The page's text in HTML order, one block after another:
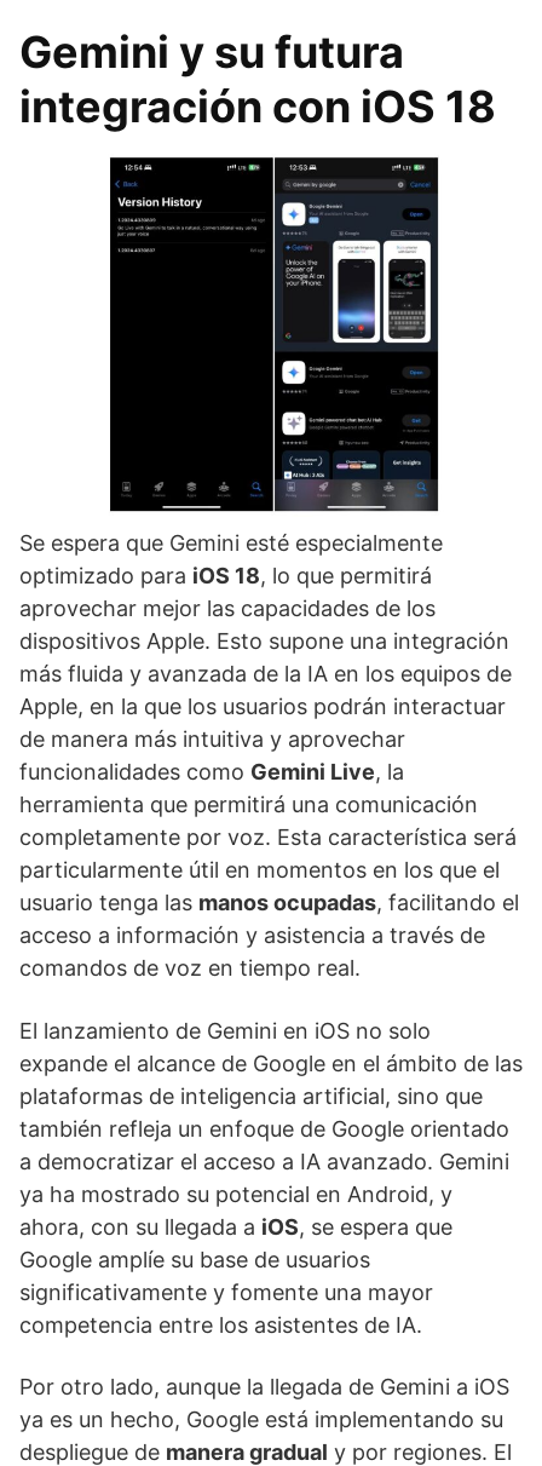
Gemini y su futura
integración con iOS 18
Se espera que Gemini esté especialmente
optimizado para iOS 18, lo que permitirá
aprovechar mejor las capacidades de los
dispositivos Apple. Esto supone una integración
más fluida y avanzada de la IA en los equipos de
Apple, en la que los usuarios podrán interactuar
de manera más intuitiva y aprovechar
funcionalidades como Gemini Live, la
herramienta que permitirá una comunicación
completamente por voz. Esta característica será
particularmente útil en momentos en los que el
usuario tenga las manos ocupadas, facilitando el
acceso a información y asistencia a través de
comandos de voz en tiempo real.
El lanzamiento de Gemini en iOS no solo
expande el alcance de Google en el ámbito de las
plataformas de inteligencia artificial, sino que
también refleja un enfoque de Google orientado
a democratizar el acceso a IA avanzado. Gemini
ya ha mostrado su potencial en Android, y
ahora, con su llegada a iOS, se espera que
Google amplíe su base de usuarios
significativamente y fomente una mayor
competencia entre los asistentes de IA.
Por otro lado, aunque la llegada de Gemini a iOS
ya es un hecho, Google está implementando su
despliegue de manera gradual y por regiones. El